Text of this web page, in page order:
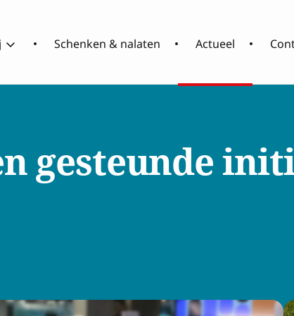
Schenken & nalaten Actueel
wij
gesteunde